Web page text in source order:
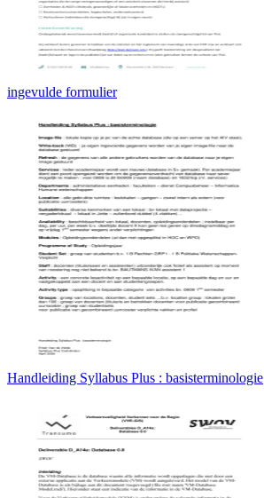
ingevulde formulier
Handleiding Syllabus Plus : basisterminologie